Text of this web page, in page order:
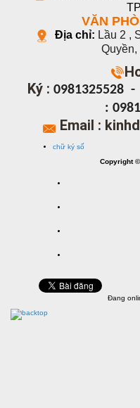
VĂN
Địa chỉ: Lầu 2 ,
Quyền,
Ký : 0981325528 -
:
Email :
chữ ký số
Copyright ©
Đang